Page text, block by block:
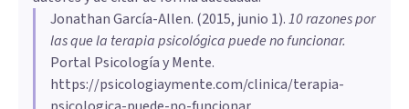
Jonathan García-Allen. (2015, junio 1).10 razones por
las que la terapia psicológica puede no funcionar.
Portal Psicología y Mente.
https://psicologiaymente.com/clinica/terapia-